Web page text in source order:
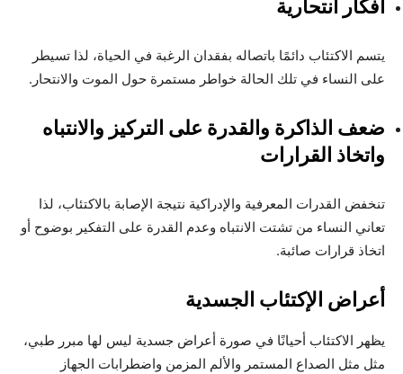
أفكار انتحارية
يتسم الاكتئاب دائمًا باتصاله بفقدان الرغبة في الحياة، لذا تسيطر
على النساء في تلك الحالة خواطر مستمرة حول الموت والانتحار.
ضعف الذاكرة والقدرة على التركيز والانتباه
واتخاذ القرارات
تنخفض القدرات المعرفية والإدراكية نتيجة الإصابة بالاكتئاب، لذا
تعاني النساء من تشتت الانتباه وعدم القدرة على التفكير بوضوح أو
اتخاذ قرارات صائبة.
أعراض الإكتئاب الجسدية
يظهر الاكتئاب أحيانًا في صورة أعراض جسدية ليس لها مبرر طبي،
مثل مثل الصداع المستمر والألم المزمن واضطرابات الجهاز